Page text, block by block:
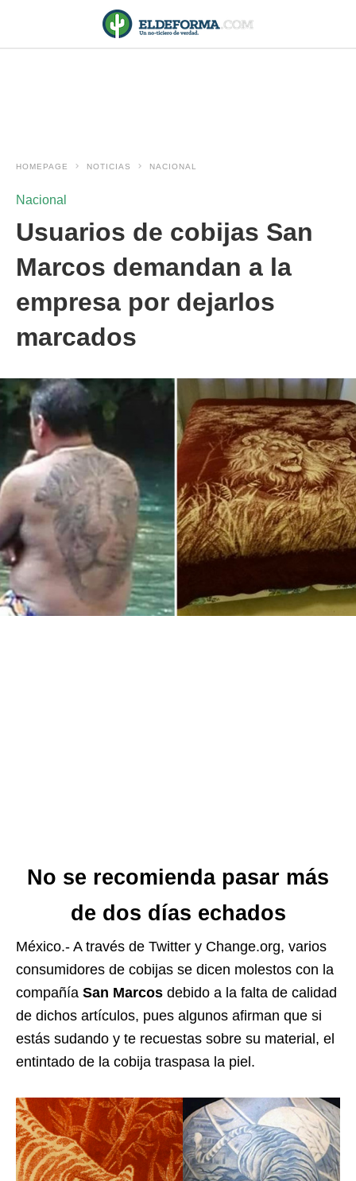
HOMEPAGE NOTICIAS NACIONAL
Nacional
Usuarios de cobijas San
Marcos demandan a la
empresa por dejarlos
marcados
No se recomienda pasar más
de dos días echados
México.- A través de Twitter y Change.org, varios
consumidores de cobijas se dicen molestos con la
compañía San Marcos debido a la falta de calidad
de dichos artículos, pues algunos afirman que si
estás sudando y te recuestas sobre su material, el
entintado de la cobija traspasa la piel.